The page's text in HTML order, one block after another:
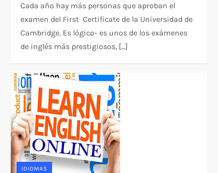
Cada año hay más personas que aproban el
examen del First Certificate de la Universidad de
Cambridge. Es lógico- es unos de los exámenes
de inglés más prestigiosos, […]
IDIOMAS